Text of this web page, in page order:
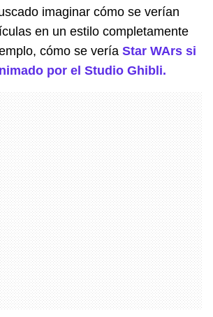
imaginar cómo se verían
en un estilo completamente
cómo se vería Star WArs si
por el Studio Ghibli.